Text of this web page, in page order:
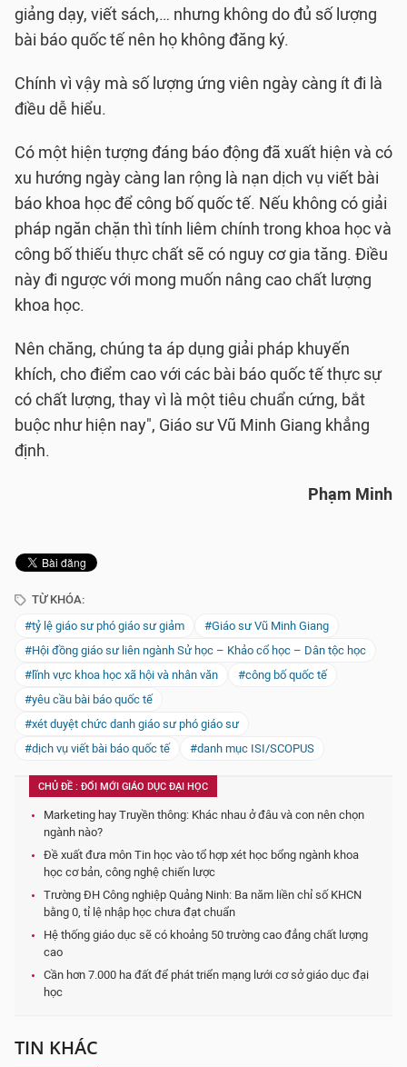
giảng dạy, viết sách,… nhưng không do đủ số lượng
bài báo quốc tế nên họ không đăng ký.
Chính vì vậy mà số lượng ứng viên ngày càng ít đi là
điều dễ hiểu.
Có một hiện tượng đáng báo động đã xuất hiện và có
xu hướng ngày càng lan rộng là nạn dịch vụ viết bài
báo khoa học để công bố quốc tế. Nếu không có giải
pháp ngăn chặn thì tính liêm chính trong khoa học và
công bố thiếu thực chất sẽ có nguy cơ gia tăng. Điều
này đi ngược với mong muốn nâng cao chất lượng
khoa học.
Nên chăng, chúng ta áp dụng giải pháp khuyến
khích, cho điểm cao với các bài báo quốc tế thực sự
có chất lượng, thay vì là một tiêu chuẩn cứng, bắt
buộc như hiện nay", Giáo sư Vũ Minh Giang khẳng
định.
Phạm Minh
TỪ KHÓA:
#tỷ lệ giáo sư phó giáo sư giảm
#Giáo sư Vũ Minh Giang
#Hội đồng giáo sư liên ngành Sử học – Khảo cổ học – Dân tộc học
#lĩnh vực khoa học xã hội và nhân văn
#công bố quốc tế
#yêu cầu bài báo quốc tế
#xét duyệt chức danh giáo sư phó giáo sư
#dịch vụ viết bài báo quốc tế
#danh mục ISI/SCOPUS
CHỦ ĐỀ : ĐỔI MỚI GIÁO DỤC ĐẠI HỌC
Marketing hay Truyền thông: Khác nhau ở đâu và con nên chọn
ngành nào?
Đề xuất đưa môn Tin học vào tổ hợp xét học bổng ngành khoa
học cơ bản, công nghệ chiến lược
Trường ĐH Công nghiệp Quảng Ninh: Ba năm liền chỉ số KHCN
bằng 0, tỉ lệ nhập học chưa đạt chuẩn
Hệ thống giáo dục sẽ có khoảng 50 trường cao đẳng chất lượng
cao
Cần hơn 7.000 ha đất để phát triển mạng lưới cơ sở giáo dục đại
học
TIN KHÁC